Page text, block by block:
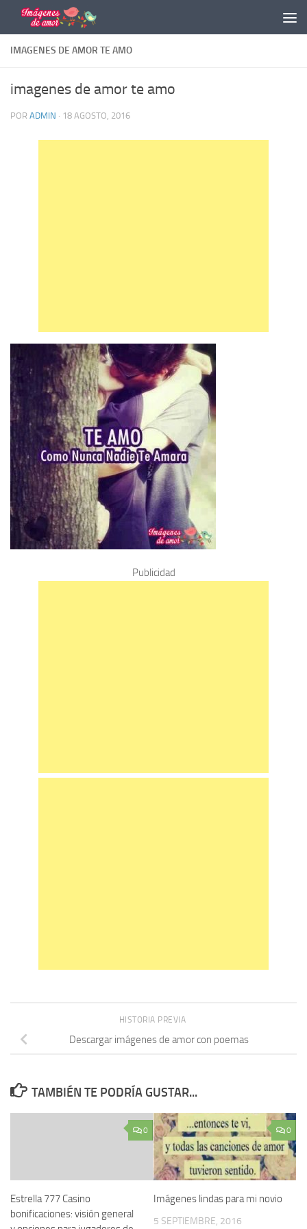
Saltar al contenido
IMAGENES DE AMOR TE AMO
imagenes de amor te amo
POR ADMIN · 18 AGOSTO, 2016
Publicidad
HISTORIA PREVIA
Descargar imágenes de amor con poemas
TAMBIÉN TE PODRÍA GUSTAR...
0
Estrella 777 Casino
bonificaciones: visión general
0
Imágenes lindas para mi novio
5 SEPTIEMBRE, 2016